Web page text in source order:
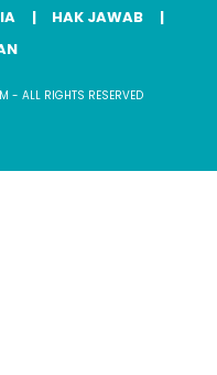
HAK JAWAB
- ALL RIGHTS RESERVED